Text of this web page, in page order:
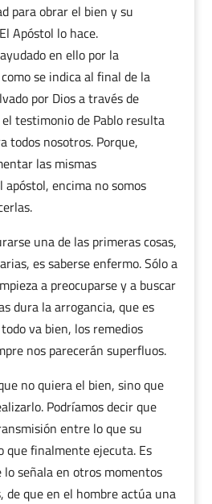
para obrar el bien y su
Apóstol lo hace.
en ello por la
se indica al final de la
por Dios a través de
testimonio de Pablo resulta
todos nosotros. Porque,
las mismas
encima no somos
una de las primeras cosas,
es saberse enfermo. Sólo a
a preocuparse y a buscar
dura la arrogancia, que es
va bien, los remedios
nos parecerán superfluos.
no quiera el bien, sino que
Podríamos decir que
entre lo que su
que finalmente ejecuta. Es
señala en otros momentos
de que en el hombre actúa una